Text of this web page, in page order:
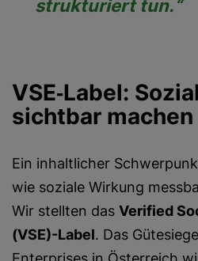
strukturiert tun.“
VSE‑Label:
sichtbar machen
Ein inhaltlicher
wie soziale Wirkung
Wir stellten das Verified
(VSE)-Label. Das